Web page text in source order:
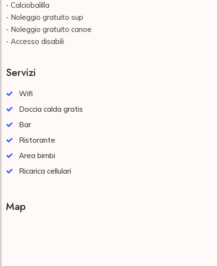
- Calciobalilla
- Noleggio gratuito sup
- Noleggio gratuito canoe
- Accesso disabili
Servizi
Wifi
Doccia calda gratis
Bar
Ristorante
Area bimbi
Ricarica cellulari
Map